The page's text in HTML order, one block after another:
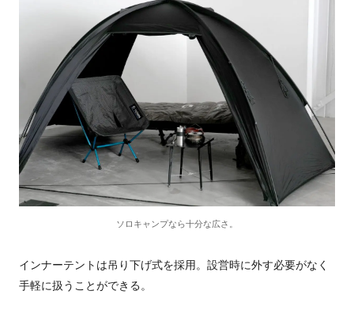
ソロキャンプなら十分な広さ。
インナーテントは吊り下げ式を採用。設営時に外す必要がなく
手軽に扱うことができる。